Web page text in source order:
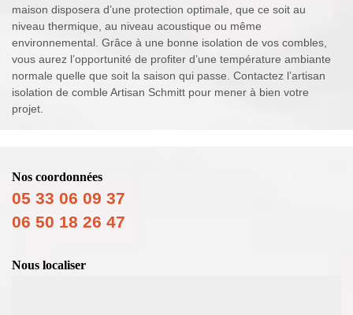
maison disposera d’une protection optimale, que ce soit au
niveau thermique, au niveau acoustique ou même
environnemental. Grâce à une bonne isolation de vos combles,
vous aurez l’opportunité de profiter d’une température ambiante
normale quelle que soit la saison qui passe. Contactez l’artisan
isolation de comble Artisan Schmitt pour mener à bien votre
projet.
Nos coordonnées
05 33 06 09 37
06 50 18 26 47
Nous localiser